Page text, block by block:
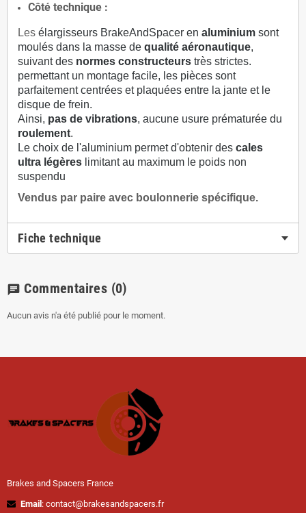
Côté technique :
Les élargisseurs BrakeAndSpacer en aluminium sont
moulés dans la masse de qualité aéronautique,
suivant des normes constructeurs très strictes.
permettant un montage facile, les pièces sont
parfaitement centrées et plaquées entre la jante et le
disque de frein.
Ainsi, pas de vibrations, aucune usure prématurée du
roulement.
Le choix de l'aluminium permet d'obtenir des cales
ultra légères limitant au maximum le poids non
suspendu
Vendus par paire avec boulonnerie spécifique.
Fiche technique
chat Commentaires (0)
Aucun avis n'a été publié pour le moment.
Brakes and Spacers France
Email : contact@brakesandspacers.fr